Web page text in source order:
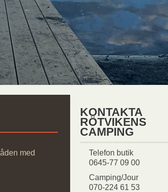
med
KONTAKTA
RÖTVIKENS
CAMPING
Telefon butik
0645-77 09 00
Camping/Jour
070-224 61 53